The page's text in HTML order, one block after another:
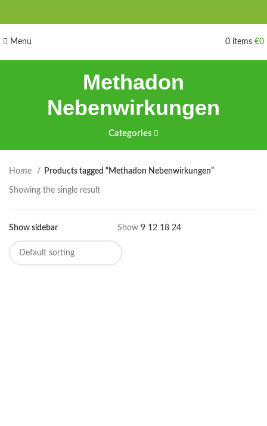
Menu 0 items €0
Methadon
Nebenwirkungen
Categories
Home Products tagged “Methadon Nebenwirkungen”
Showing the single result
Show sidebar Show 9 12 18 24